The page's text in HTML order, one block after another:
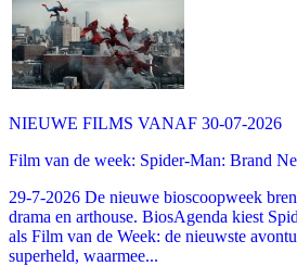
NIEUWE FILMS VANAF 30-07-2026
Film van de week: Spider-Man: Brand
29-7-2026 De nieuwe bioscoopweek
drama en arthouse. BiosAgenda kiest
als Film van de Week: de nieuwste
superheld, waarmee...